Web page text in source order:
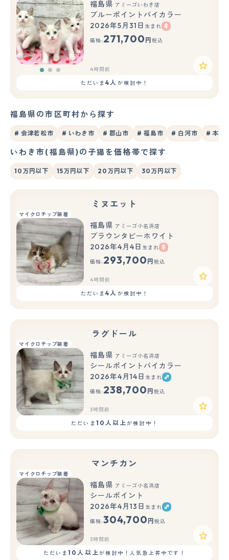
もっと見る
福島県 アミーゴいわき店
ブルーポイントバイカラー
2026年5月31日 生まれ
価格: 271,700 円 税込
4時間前
ただいま4人 が検討中！
福島県の市区町村から探す
# 会津若松市 # いわき市 # 郡山市 # 福島市 # 白河市 # 本宮
いわき市(福島県)の子猫を価格帯で探す
10万円以下 15万円以下 20万円以下 30万円以下
ミヌエット
マイクロチップ装着
福島県 アミーゴ小名浜店
ブラウンタビーホワイト
2026年4月4日 生まれ
価格: 293,700 円 税込
4時間前
ただいま4人 が検討中！
ラグドール
マイクロチップ装着
福島県 アミーゴ小名浜店
シールポイントバイカラー
2026年4月14日 生まれ
価格: 238,700 円 税込
3時間前
ただいま 10人以上が検討中！
マンチカン
マイクロチップ装着
福島県 アミーゴ小名浜店
シールポイント
2026年4月13日 生まれ
価格:304,700 円 税込
3時間前
ただいま10人以上が検討中！人気急上昇中です！